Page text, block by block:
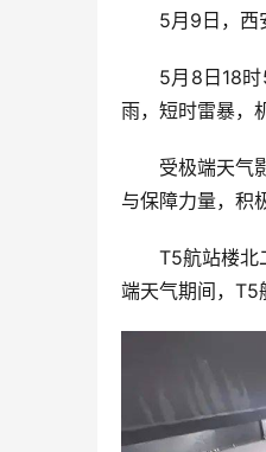
5月9日，西
5月8日18
雨，短时雷暴，
受极端天气
与保障力量，积
T5航站楼北
端天气期间，T5